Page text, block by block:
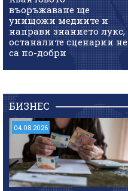
въоръжаване ще
унищожи медиите и
направи знанието лукс,
останалите сценарии не
са по-добри
БИЗНЕС
04.08.2026